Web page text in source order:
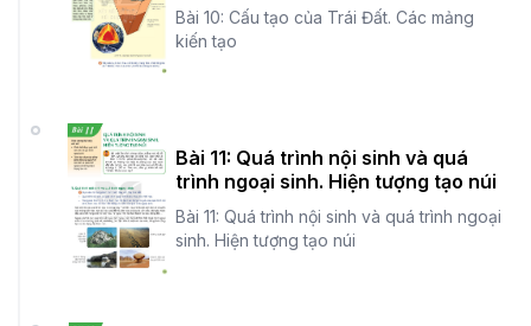
Bài 10: Cấu tạo của Trái Đất. Các mảng
kiến tạo
Bài 11: Quá trình nội sinh và quá
trình ngoại sinh. Hiện tượng tạo núi
Bài 11: Quá trình nội sinh và quá trình ngoại
sinh. Hiện tượng tạo núi